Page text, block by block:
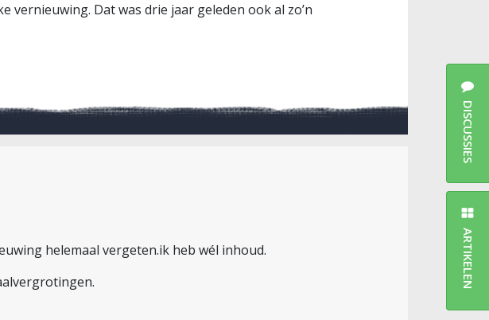
Dat was drie jaar geleden ook al zo’n
helemaal vergeten.ik heb wél inhoud.
DISCUSSIES
ARTIKELEN